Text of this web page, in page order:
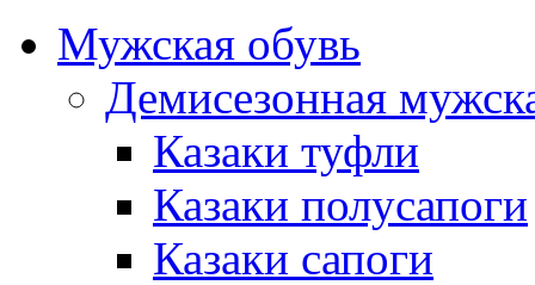
Мужская обувь
Демисезонная
Казаки туфли
Казаки полусапоги
Казаки сапоги